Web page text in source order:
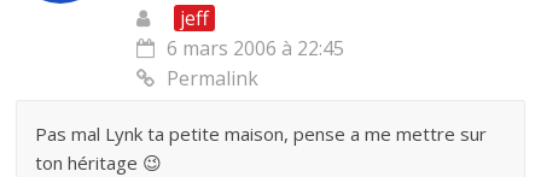
jeff
6 mars 2006 à 22:45
Permalink
Pas mal Lynk ta petite maison, pense a me mettre sur
ton héritage 😉